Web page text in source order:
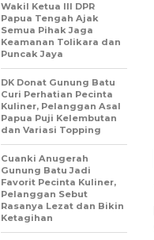
Wakil Ketua III DPR
Papua Tengah Ajak
Semua Pihak Jaga
Keamanan Tolikara dan
Puncak Jaya
DK Donat Gunung Batu
Curi Perhatian Pecinta
Kuliner, Pelanggan Asal
Papua Puji Kelembutan
dan Variasi Topping
Cuanki Anugerah
Gunung Batu Jadi
Favorit Pecinta Kuliner,
Pelanggan Sebut
Rasanya Lezat dan Bikin
Ketagihan